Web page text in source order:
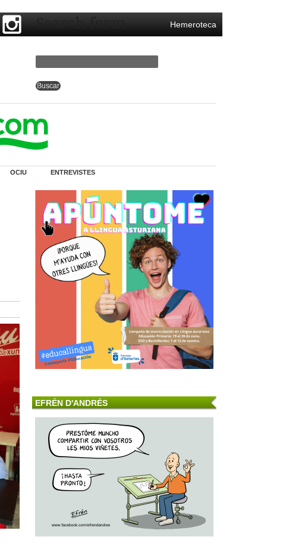
Hemeroteca
Search form
OCIU ENTREVISTES
EFRÉN D'ANDRÉS